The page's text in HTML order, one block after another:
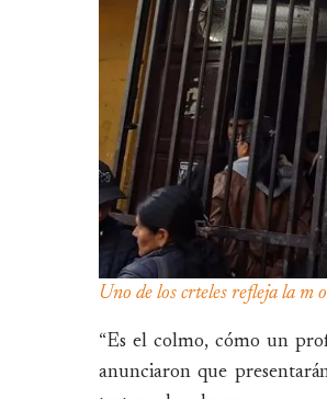
Uno de los crteles refleja la m
“Es el colmo, cómo un
anunciaron que